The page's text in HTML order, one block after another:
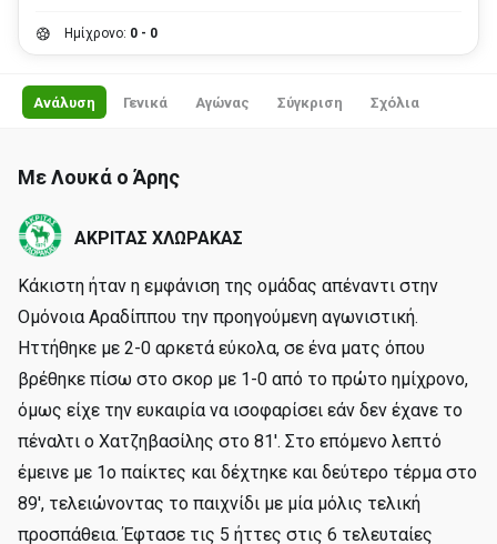
Ημίχρονο: 0 - 0
Ανάλυση Γενικά Αγώνας Σύγκριση Σχόλια
Με Λουκά ο Άρης
ΑΚΡΙΤΑΣ ΧΛΩΡΑΚΑΣ
Κάκιστη ήταν η εμφάνιση της ομάδας απέναντι στην
Ομόνοια Αραδίππου την προηγούμενη αγωνιστική.
Ηττήθηκε με 2-0 αρκετά εύκολα, σε ένα ματς όπου
βρέθηκε πίσω στο σκορ με 1-0 από το πρώτο ημίχρονο,
όμως είχε την ευκαιρία να ισοφαρίσει εάν δεν έχανε το
πέναλτι ο Χατζηβασίλης στο 81'. Στο επόμενο λεπτό
έμεινε με 1ο παίκτες και δέχτηκε και δεύτερο τέρμα στο
89', τελειώνοντας το παιχνίδι με μία μόλις τελική
προσπάθεια. Έφτασε τις 5 ήττες στις 6 τελευταίες